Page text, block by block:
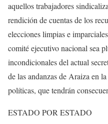
aquellos trabajadores
rendición de cuentas de los
elecciones limpias e
comité ejecutivo nacional sea
incondicionales del actual
de las andanzas de Araiza en
políticas, que tendrán
ESTADO POR ESTADO